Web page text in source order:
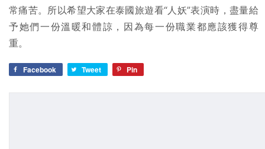
常痛苦。所以希望大家在泰國旅遊看“人妖”表演時，盡量給
予她們一份溫暖和體諒，因為每一份職業都應該獲得尊
重。
Facebook Tweet Pin